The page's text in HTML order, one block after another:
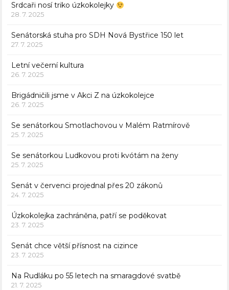
Srdcaři nosí triko úzkokolejky
28. 7. 2025
Senátorská stuha pro SDH Nová Bystřice 150 let
27. 7. 2025
Letní večerní kultura
26. 7. 2025
Brigádničili jsme v Akci Z na úzkokolejce
26. 7. 2025
Se senátorkou Smotlachovou v Malém Ratmírově
25. 7. 2025
Se senátorkou Ludkovou proti kvótám na ženy
25. 7. 2025
Senát v červenci projednal přes 20 zákonů
24. 7. 2025
Úzkokolejka zachráněna, patří se poděkovat
23. 7. 2025
Senát chce větší přísnost na cizince
23. 7. 2025
Na Rudláku po 55 letech na smaragdové svatbě
21. 7. 2025